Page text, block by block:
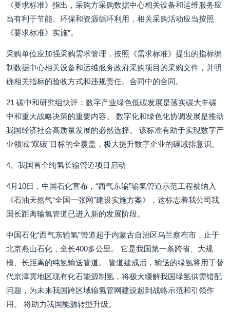
《要求标准》指出，采购方采购数据中心相关设备和运维服务应
当有利于节能、环保和资源循环利用，相关采购活动应当按照
《要求标准》实施”。
采购单位应加强采购需求管理，按照《需求标准》提出的指标编
制数据中心相关设备和运维服务政府采购项目的采购文件，并明
确相关指标的验收方式和违规责任。合同中的合同。
21 碳中和研究组快评：数字产业绿色低碳发展是落实碳大丰碳
中和重大战略决策的重要内容。 数字化和绿色化协调发展是推动
我国经济社会高质量发展的必然选择。 该标准有助于实现数字产
业领域“双碳”目标的全覆盖，极大提升数字企业的碳减排意识。
4、我国首个纯氢长输管道项目启动
4月10日，中国石化宣布，“西气东输”输氢管道示范工程被纳入
《石油天然气“全国一张网”建设实施方案》，这标志着我公司我
国长距离输氢管道已进入新的发展阶段。
中国石化“西气东输氢”管道起于内蒙古自治区乌兰察布市，止于
北京燕山石化，全长400多公里。 它是我国第一条跨省、大规
模、长距离的纯氢输送管道。 管道建成后，输送的绿氢将用于替
代京津冀地区现有化石能源制氢，将极大缓解我国绿氢供需错配
问题，为未来我国跨区域输氢管网建设起到战略示范和引领作
用。 将助力我国能源转型升级。